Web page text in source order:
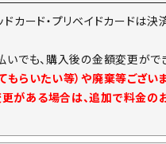
ドカード・プリベイドカード
いでも、購入後の金額変更がで
もらいたい等）や廃棄等ござ
がある場合は、追加で料金